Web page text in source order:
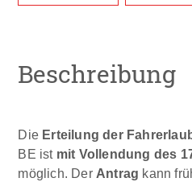
Beschreibung
Die Erteilung der
BE ist mit Vollendung des
möglich. Der Antrag kann